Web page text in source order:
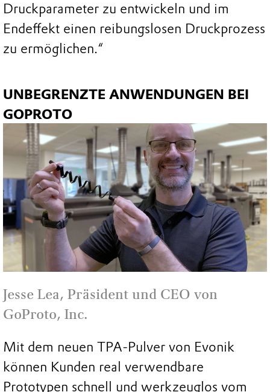
Druckparameter zu entwickeln und im
Endeffekt einen reibungslosen Druckprozess
zu ermöglichen.“
UNBEGRENZTE ANWENDUNGEN BEI
GOPROTO
Jesse Lea, Präsident und CEO von
GoProto, Inc.
Mit dem neuen TPA-Pulver von Evonik
können Kunden real verwendbare
Prototypen schnell und werkzeuglos vom